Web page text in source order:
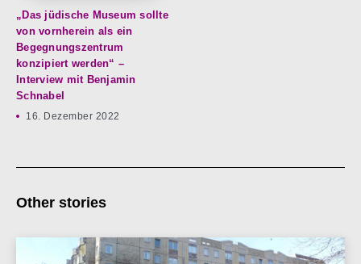
„Das jüdische Museum sollte
von vornherein als ein
Begegnungszentrum
konzipiert werden“ –
Interview mit Benjamin
Schnabel
16. Dezember 2022
Other stories